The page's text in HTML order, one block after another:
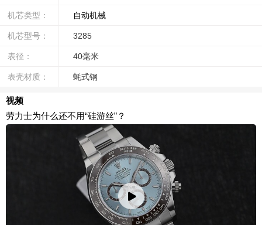
机芯类型： 自动机械
机芯型号： 3285
表径： 40毫米
表壳材质： 蚝式钢
视频
劳力士为什么还不用“硅游丝”？